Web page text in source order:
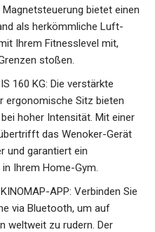
bietet einen
als herkömmliche Luft-
Ihrem Fitnesslevel mit,
stoßen.
160 KG: Die verstärkte
ergonomische Sitz bieten
hoher Intensität. Mit einer
das Wenoker-Gerät
und garantiert ein
Ihrem Home-Gym.
APP: Verbinden Sie
via Bluetooth, um auf
weltweit zu rudern. Der